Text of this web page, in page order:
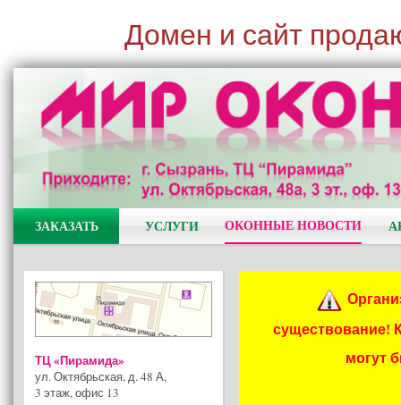
Домен и сайт
ЗАКАЗАТЬ УСЛУГИ ОКОННЫЕ НОВОСТИ
ТЦ «Пирамида»
ул. Октябрьская, д. 48 А,
3 этаж, офис 13
существование!
могут